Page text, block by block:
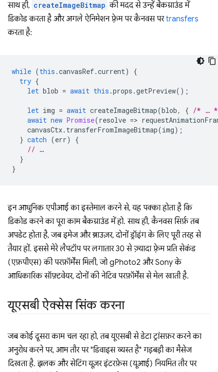
साथ ही, createImageBitmap की मदद से उन्हें बैकग्राउंड में
डिकोड करता है और अगले ऐनिमेशन फ़्रेम पर कैनवस परtransfers
करता है:
while (this .canvasRef.current)
{
try {
let blob = await this .props .getPreview();
let img = await createImageBitmap(blob, { /* …
await new Promise(resolve =>
canvasCtx. transferFromImageBitmap(img);
} catch (err)
{
// …
}
}
इन आधुनिक एपीआई का इस्तेमाल करने से, यह पक्का होता है कि
डिकोड करने का पूरा काम बैकग्राउंड में हो. साथ ही, कैनवस सिर्फ़ तब
अपडेट होता है, जब इमेज और ब्राउज़र, दोनों ड्रॉइंग के लिए पूरी तरह से
तैयार हों. इससे मेरे लैपटॉप पर लगातार 30 से ज़्यादा फ़्रेम प्रति सेकंड
(एफ़पीएस) की परफ़ॉर्मेंस मिली, जो gPhoto2 और Sony के
आधिकारिक सॉफ़्टवेयर, दोनों की नेटिव परफ़ॉर्मेंस से मेल खाती है.
यूएसबी ऐक्सेस सिंक करना
जब कोई दूसरा काम चल रहा हो, तब यूएसबी से डेटा ट्रांसफ़र करने का
अनुरोध करने पर, आम तौर पर "डिवाइस व्यस्त है" गड़बड़ी का मैसेज
दिखता है. झलक और सेटिंग यूज़र इंटरफ़ेस (यूआई) नियमित तौर पर